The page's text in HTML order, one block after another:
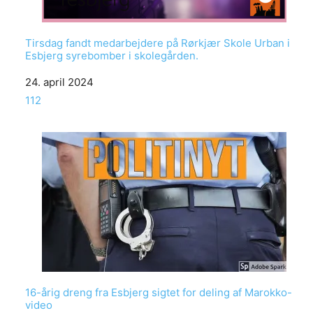
Tirsdag fandt medarbejdere på Rørkjær Skole Urban i
Esbjerg syrebomber i skolegården.
Date
24. april 2024
In relation to
112
16-årig dreng fra Esbjerg sigtet for deling af Marokko-
video